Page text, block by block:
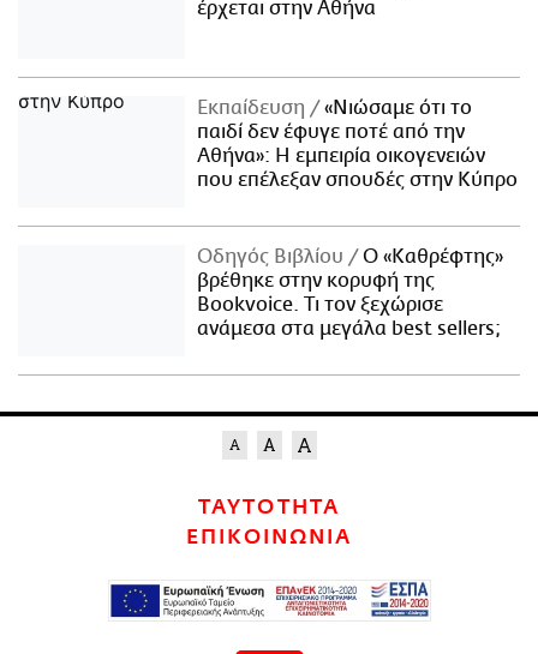
έρχεται στην Αθήνα
Εκπαίδευση
«Νιώσαμε ότι το
παιδί δεν έφυγε ποτέ από την
Αθήνα»: Η εμπειρία οικογενειών
που επέλεξαν σπουδές στην Κύπρο
Οδηγός Βιβλίου
Ο «Καθρέφτης»
βρέθηκε στην κορυφή της
Bookvoice. Τι τον ξεχώρισε
ανάμεσα στα μεγάλα best sellers;
ΤΑΥΤΟΤΗΤΑ
ΕΠΙΚΟΙΝΩΝΙΑ